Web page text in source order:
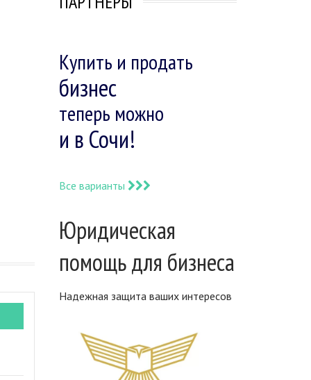
Купить и продать
бизнес
теперь можно
и в Сочи!
Все варианты
Юридическая
помощь для бизнеса
Надежная защита ваших интересов